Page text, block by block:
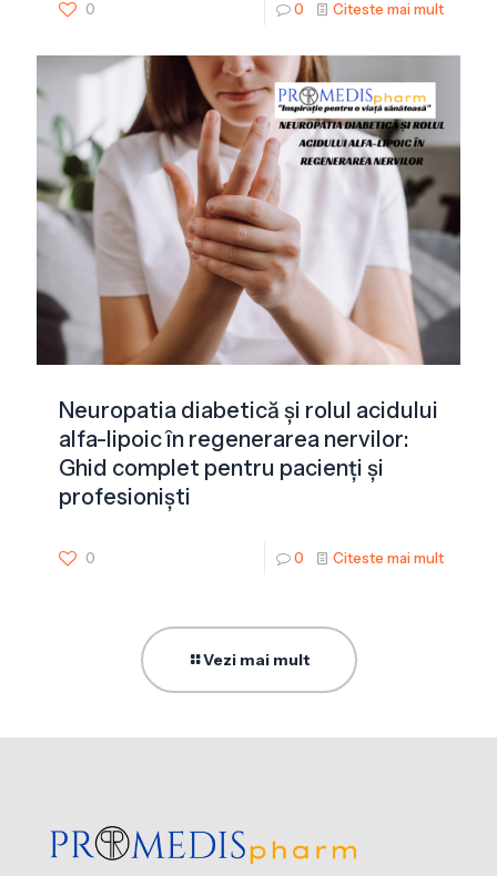
0 0 Citeste mai mult
Neuropatia diabetică și rolul acidului
alfa-lipoic în regenerarea nervilor:
Ghid complet pentru pacienți și
profesioniști
0 0 Citeste mai mult
Vezi mai mult